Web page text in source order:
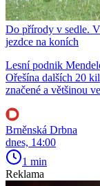
Do přírody v sedle.
jezdce na koních
Lesní podnik
Ořešína dalších 20
značené a většinou
Brněnská Drbna
dnes, 14:00
1 min
Reklama